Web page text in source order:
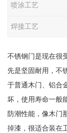
喷涂工艺
焊接工艺
不锈钢门是现在很
先是坚固耐用，不
于普通木门、铝合
坏，使用寿命一般
防潮性能，像木门
掉漆，很适合装在